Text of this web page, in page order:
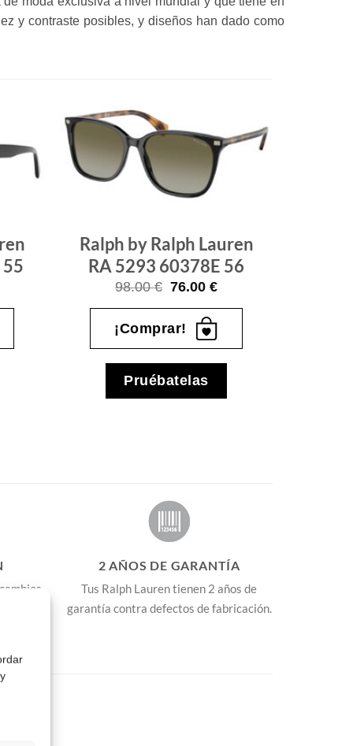
y contraste posibles, y diseños han dado como
de sol
que
Gafas
de sol
Ralph by Ralph Lauren
RA 5293 60378E 56
98.00€ El
original
era:
98.00 €.
76.00€El
actual
es:
76.00 €.
¡Comprar!
Pruébatelas
2 AÑOS DE GARANTÍA
Tus Ralph Lauren tienen 2 años de
garantía contra defectos de fabricación.